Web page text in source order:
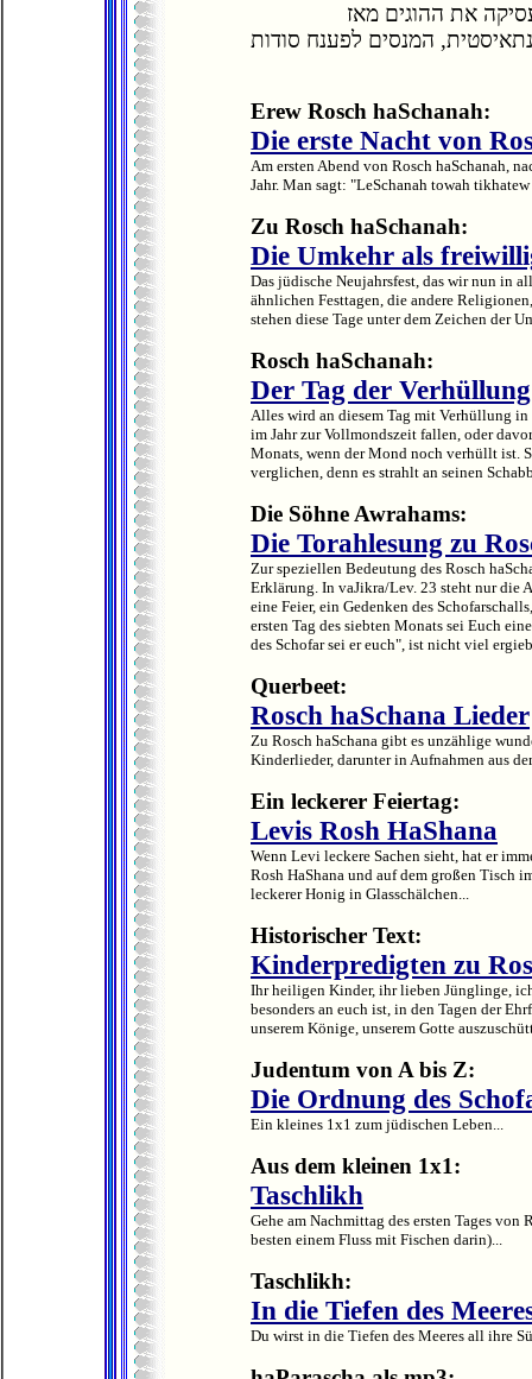
את ההוגים מאז
המנסים לפענח סודות
Erew Rosch haSchanah:
Die erste Nacht von
Am ersten Abend von Rosch haSchanah,
Jahr. Man sagt: "LeSchanah towah
Zu Rosch haSchanah:
Die Umkehr als
Das jüdische Neujahrsfest, das wir nun in
ähnlichen Festtagen, die andere
stehen diese Tage unter dem Zeichen der
Rosch haSchanah:
Der Tag der Verhüllung
Alles wird an diesem Tag mit Verhüllung in
im Jahr zur Vollmondszeit fallen, oder
Monats, wenn der Mond noch verhüllt ist.
verglichen, denn es strahlt an seinen
Die Söhne Awrahams:
Die Torahlesung zu
Zur speziellen Bedeutung des Rosch
Erklärung. In vaJikra/Lev. 23 steht nur die
eine Feier, ein Gedenken des
ersten Tag des siebten Monats sei Euch
des Schofar sei er euch", ist nicht viel
Querbeet:
Rosch haSchana Lieder
Zu Rosch haSchana gibt es unzählige
Kinderlieder, darunter in Aufnahmen aus
Ein leckerer Feiertag:
Levis Rosh HaShana
Wenn Levi leckere Sachen sieht, hat er
Rosh HaShana und auf dem großen Tisch
leckerer Honig in Glasschälchen...
Historischer Text:
Kinderpredigten zu
Ihr heiligen Kinder, ihr lieben Jünglinge,
besonders an euch ist, in den Tagen der
unserem Könige, unserem Gotte
Judentum von A bis Z:
Die Ordnung des
Ein kleines 1x1 zum jüdischen Leben...
Aus dem kleinen 1x1:
Taschlikh
Gehe am Nachmittag des ersten Tages von
besten einem Fluss mit Fischen darin)...
Taschlikh:
In die Tiefen des
Du wirst in die Tiefen des Meeres all ihre